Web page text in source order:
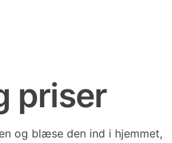
priser
og blæse den ind i hjemmet,